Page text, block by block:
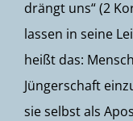
drängt uns“ (2
lassen in seine
heißt das:
Jüngerschaft
sie selbst als